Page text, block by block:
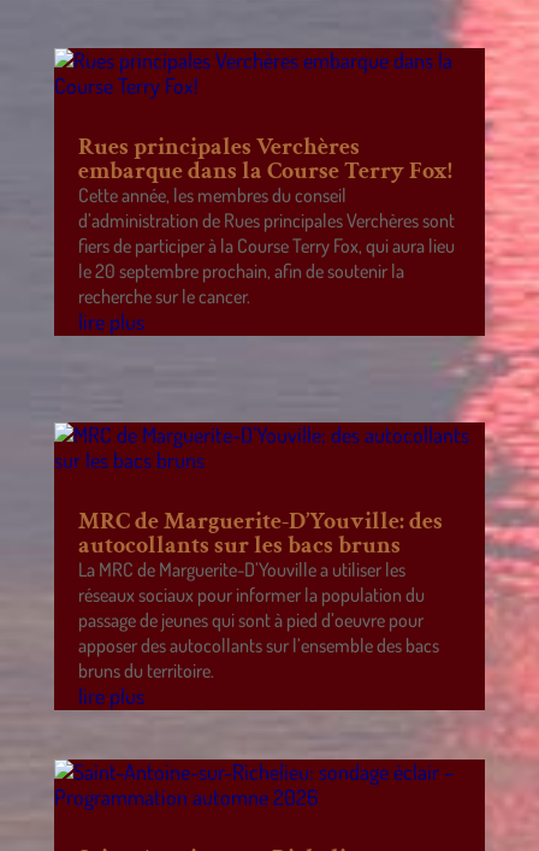
Rues principales Verchères
embarque dans la Course Terry Fox!
Cette année, les membres du conseil
d’administration de Rues principales Verchères sont
fiers de participer à la Course Terry Fox, qui aura lieu
le 20 septembre prochain, afin de soutenir la
recherche sur le cancer.
lire plus
MRC de Marguerite-D’Youville: des
autocollants sur les bacs bruns
La MRC de Marguerite-D’Youville a utiliser les
réseaux sociaux pour informer la population du
passage de jeunes qui sont à pied d’oeuvre pour
apposer des autocollants sur l’ensemble des bacs
bruns du territoire.
lire plus